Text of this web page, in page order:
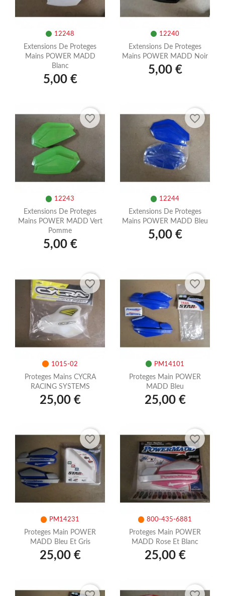
12248
Extensions De Proteges
Mains POWER MADD
Blanc
5,00 €
12240
Extensions De Proteges
Mains POWER MADD Noir
5,00 €
12243
Extensions De Proteges
Mains POWER MADD Vert
Pomme
5,00 €
favorite_border
12244
Extensions De Proteges
Mains POWER MADD Bleu
5,00 €
favorite_border
1015-02
Proteges Mains CYCRA
RACING SYSTEMS
25,00 €
favorite_border
PM14101
Proteges Main POWER
MADD Bleu
25,00 €
favorite_border
PM14231
Proteges Main POWER
MADD Bleu Et Gris
25,00 €
favorite_border
800-435-6881
Proteges Main POWER
MADD Rose Et Blanc
25,00 €
favorite_border